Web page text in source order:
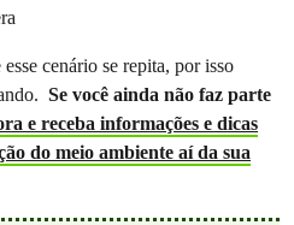
cenário se repita, por isso
Se você ainda não faz parte
e receba informações e dicas
do meio ambiente aí da sua